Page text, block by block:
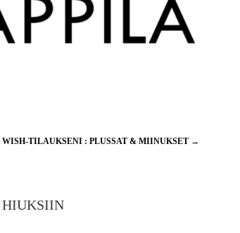
TILAUKSENI : PLUSSAT & MIINUKSET →